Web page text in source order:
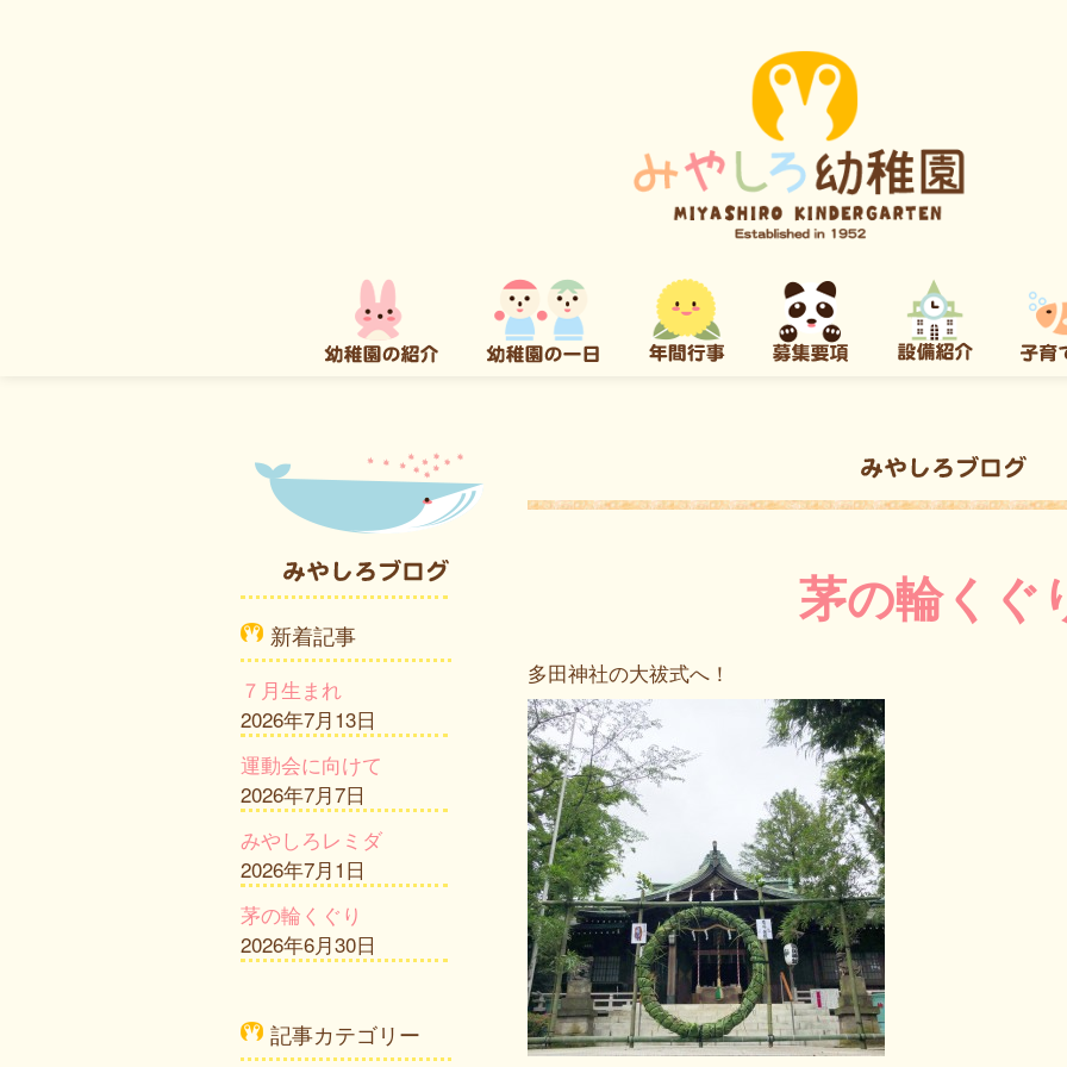
茅の輪くぐ
多田神社の大祓式へ！
新着記事
７月生まれ
2026年7月13日
運動会に向けて
2026年7月7日
みやしろレミダ
2026年7月1日
茅の輪くぐり
2026年6月30日
記事カテゴリー